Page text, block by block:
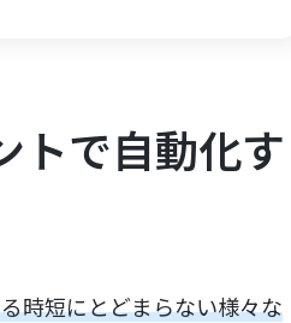
トで自動化す
時短にとどまらない様々な